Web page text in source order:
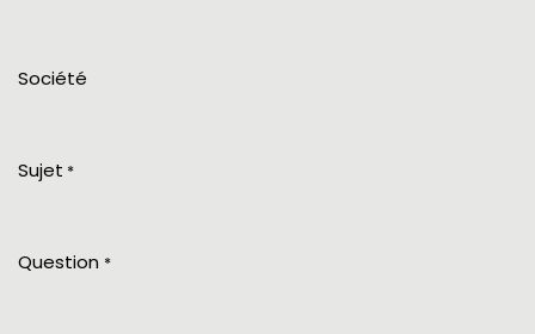
Société
Sujet *
Question *